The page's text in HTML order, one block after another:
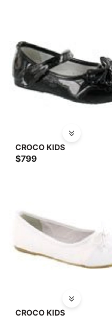
CROCO KIDS
$799
CROCO KIDS